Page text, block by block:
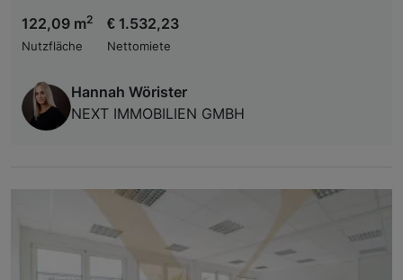
122,09 m2
Nutzfläche
€ 1.532,23
Nettomiete
Hannah Wörister
NEXT IMMOBILIEN GMBH